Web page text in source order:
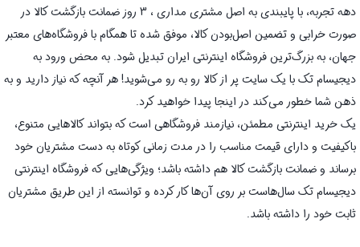
دهه تجربه، با پایبندی به اصل مشتری مداری ، 3 روز ضمانت بازگشت کالا در
صورت خرابی و تضمین اصل‌بودن کالا، موفق شده تا همگام با فروشگاه‌های معتبر
جهان، به بزرگ‌ترین فروشگاه اینترنتی ایران تبدیل شود. به محض ورود به
دیجیسام تک با یک سایت پر از کالا رو به رو می‌شوید! هر آنچه که نیاز دارید و به
ذهن شما خطور می‌کند در اینجا پیدا خواهید کرد.
یک خرید اینترنتی مطمئن، نیازمند فروشگاهی است که بتواند کالاهایی متنوع،
باکیفیت و دارای قیمت مناسب را در مدت زمانی کوتاه به دست مشتریان خود
برساند و ضمانت بازگشت کالا هم داشته باشد؛ ویژگی‌هایی که فروشگاه اینترنتی
دیجیسام تک سال‌هاست بر روی آن‌ها کار کرده و توانسته از این طریق مشتریان
ثابت خود را داشته باشد.